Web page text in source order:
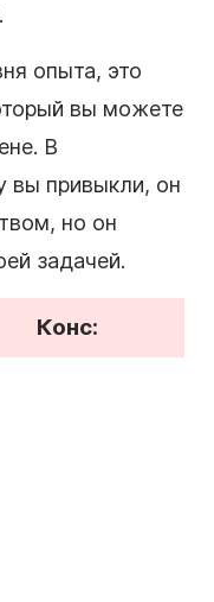
опыта, это
вы можете
В
вы привыкли, он
но он
задачей.
Конс: